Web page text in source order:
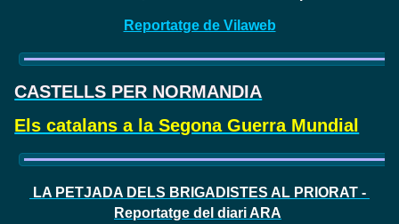
Reportatge de Vilaweb
CASTELLS PER NORMANDIA
Els catalans a la Segona Guerra Mundial
LA PETJADA DELS BRIGADISTES AL PRIORAT -
Reportatge del diari ARA